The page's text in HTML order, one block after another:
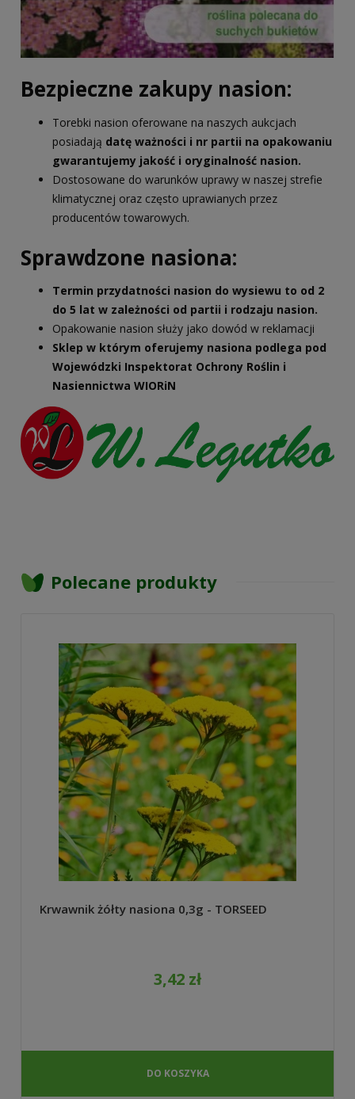
Bezpieczne zakupy nasion:
Torebki nasion oferowane na naszych aukcjach
posiadają datę ważności i nr partii na opakowaniu
gwarantujemy jakość i oryginalność nasion.
Dostosowane do warunków uprawy w naszej strefie
klimatycznej oraz często uprawianych przez
producentów towarowych.
Sprawdzone nasiona:
Termin przydatności nasion do wysiewu to od 2
do 5 lat w zależności od partii i rodzaju nasion.
Opakowanie nasion służy jako dowód w reklamacji
Sklep w którym oferujemy nasiona podlega pod
Wojewódzki Inspektorat Ochrony Roślin i
Nasiennictwa WIORiN
Polecane produkty
Krwawnik żółty nasiona 0,3g - TORSEED
3,42 zł
DO KOSZYKA